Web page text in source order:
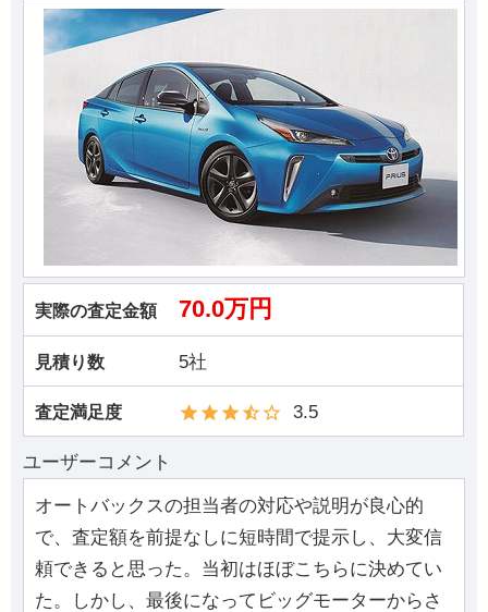
実際の査定金額 70.0万円
見積り数 5社
査定満足度 3.5
ユーザーコメント
オートバックスの担当者の対応や説明が良心的
で、査定額を前提なしに短時間で提示し、大変信
頼できると思った。当初はほぼこちらに決めてい
た。しかし、最後になってビッグモーターからさ